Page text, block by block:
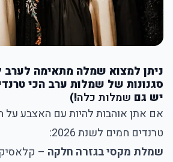
ניתן למצוא שמלה מתאימה לערב
סגנונות של שמלות ערב הכי
יש גם שמלות כלה!)
אם אתן אוהבות להיות עם האצבע על
טרנדים חמים לשנת 2026:
שמלת מקסי בגזרה חלקה –